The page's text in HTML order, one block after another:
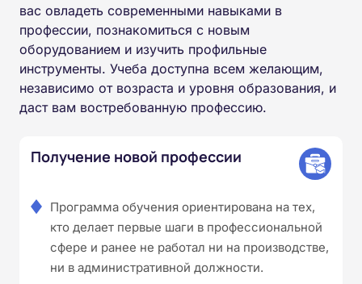
вас овладеть современными навыками в
профессии, познакомиться с новым
оборудованием и изучить профильные
инструменты. Учеба доступна всем желающим,
независимо от возраста и уровня образования, и
даст вам востребованную профессию.
Получение новой профессии
Программа обучения ориентирована на тех,
кто делает первые шаги в профессиональной
сфере и ранее не работал ни на производстве,
ни в административной должности.